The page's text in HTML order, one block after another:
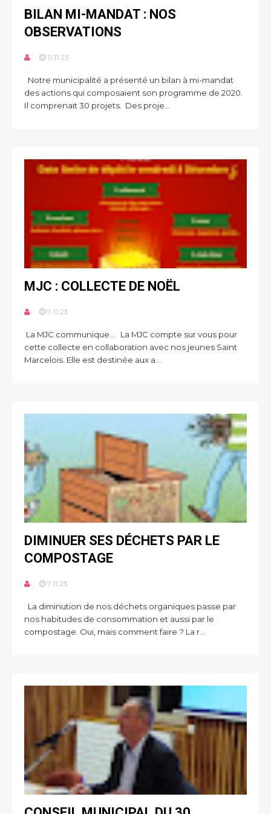
BILAN MI-MANDAT : NOS
OBSERVATIONS
11.11.23
Notre municipalité a présenté un bilan à mi-mandat
des actions qui composaient son programme de 2020.
Il comprenait 30 projets. Des proje...
MJC : COLLECTE DE NOËL
9.11.23
La MJC communique… La MJC compte sur vous pour
cette collecte en collaboration avec nos jeunes Saint
Marcelois. Elle est destinée aux a...
DIMINUER SES DÉCHETS PAR LE
COMPOSTAGE
7.11.23
La diminution de nos déchets organiques passe par
nos habitudes de consommation et aussi par le
compostage. Oui, mais comment faire ? La r...